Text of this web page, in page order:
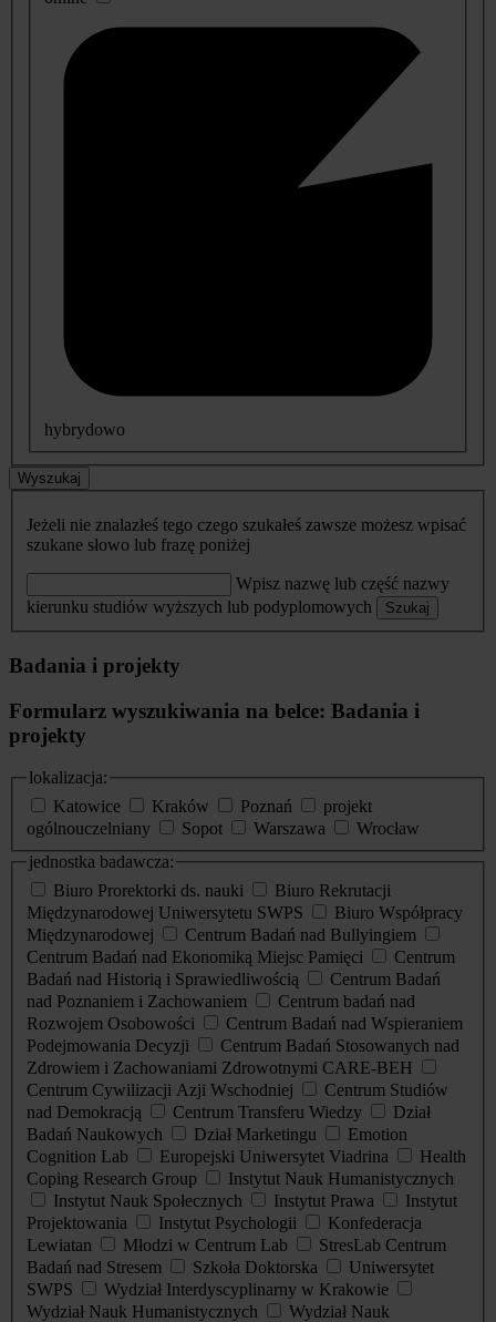
hybrydowo
Wyszukaj
Jeżeli nie znalazłeś tego czego szukałeś zawsze możesz wpisać
szukane słowo lub frazę poniżej
Wpisz nazwę lub część nazwy
kierunku studiów wyższych lub podyplomowych
Szukaj
Badania i projekty
Formularz wyszukiwania na belce: Badania i
projekty
lokalizacja:
Katowice
Kraków Poznań
projekt
ogólnouczelniany
Sopot Warszawa
Wrocław
jednostka badawcza:
Biuro Prorektorki ds. nauki
Biuro Rekrutacji
Międzynarodowej Uniwersytetu SWPS
Biuro Współpracy
Międzynarodowej
Centrum Badań nad Bullyingiem
Centrum Badań nad Ekonomiką Miejsc Pamięci
Centrum
Badań nad Historią i Sprawiedliwością
Centrum Badań
nad Poznaniem i Zachowaniem
Centrum badań nad
Rozwojem Osobowości
Centrum Badań nad Wspieraniem
Podejmowania Decyzji
Centrum Badań Stosowanych nad
Zdrowiem i Zachowaniami Zdrowotnymi CARE-BEH
Centrum Cywilizacji Azji Wschodniej
Centrum Studiów
nad Demokracją
Centrum Transferu Wiedzy
Dział
Badań Naukowych
Dział Marketingu
Emotion
Cognition Lab
Europejski Uniwersytet Viadrina
Health
Coping Research Group
Instytut Nauk Humanistycznych
Instytut Nauk Społecznych
Instytut Prawa
Instytut
Projektowania
Instytut Psychologii
Konfederacja
Lewiatan
Młodzi w Centrum Lab
StresLab Centrum
Badań nad Stresem
Szkoła Doktorska
Uniwersytet
SWPS
Wydział Interdyscyplinarny w Krakowie
Wydział Nauk Humanistycznych
Wydział Nauk